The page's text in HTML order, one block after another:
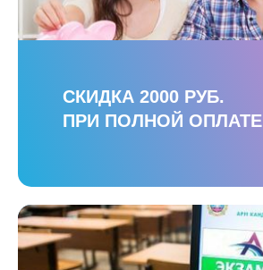
СКИДКА 2000 РУБ.
ПРИ ПОЛНОЙ ОПЛАТЕ